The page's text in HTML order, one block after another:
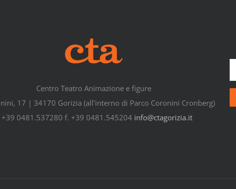
Centro Teatro Animazione e figure
17 | 34170 Gorizia (all'interno di Parco Coronini Cronberg)
0481.537280 f. +39 0481.545204 info@ctagorizia.it